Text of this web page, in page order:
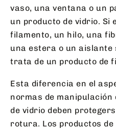
vaso, una ventana o un
un producto de vidrio. Si
filamento, un hilo, una
una estera o un aislante
trata de un producto de
Esta diferencia en el
normas de
de vidrio deben
rotura. Los productos de